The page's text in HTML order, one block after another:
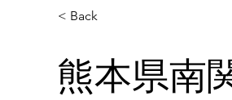
< Back
熊本県南